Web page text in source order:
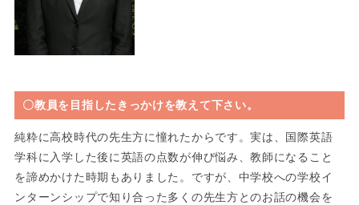
〇教員を目指したきっかけを教えて下さい。
純粋に高校時代の先生方に憧れたからです。実は、国際英語
学科に入学した後に英語の点数が伸び悩み、教師になること
を諦めかけた時期もありました。ですが、中学校への学校イ
ンターンシップで知り合った多くの先生方とのお話の機会を